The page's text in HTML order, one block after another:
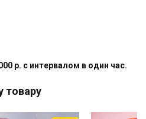
р. с интервалом в один час.
товару